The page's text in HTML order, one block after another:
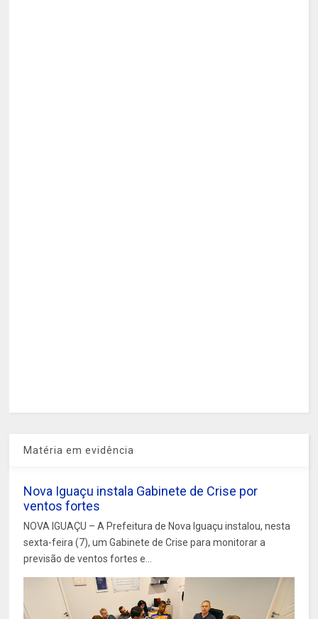
Matéria em evidência
Nova Iguaçu instala Gabinete de Crise por
ventos fortes
NOVA IGUAÇU – A Prefeitura de Nova Iguaçu instalou, nesta
sexta-feira (7), um Gabinete de Crise para monitorar a
previsão de ventos fortes e...